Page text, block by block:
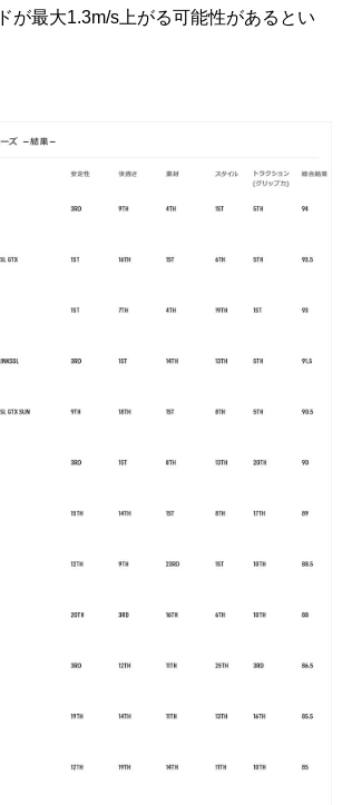
が最大1.3m/s上がる可能性があるとい